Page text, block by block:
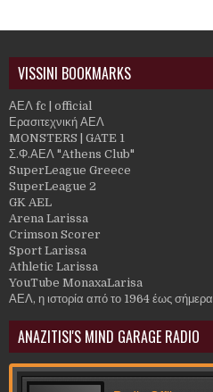
VISSINI BOOKMARKS
ΑΕΛ fc | official
Ερασιτεχνική ΑΕΛ
MONSTERS | GATE 1
Σ.Φ.ΑΕΛ "Athens Club"
SuperLeague Greece
SuperLeague 2
GK AEL
Arena Larissa
Crimson Scorer
Sport Larissa
Athletic Larissa
YouTube MonaxaLarisa
ΑΕΛ, η ιστορία από το 1964 έως σήμερα
ANAZITISI'S MIND GARAGE RADIO